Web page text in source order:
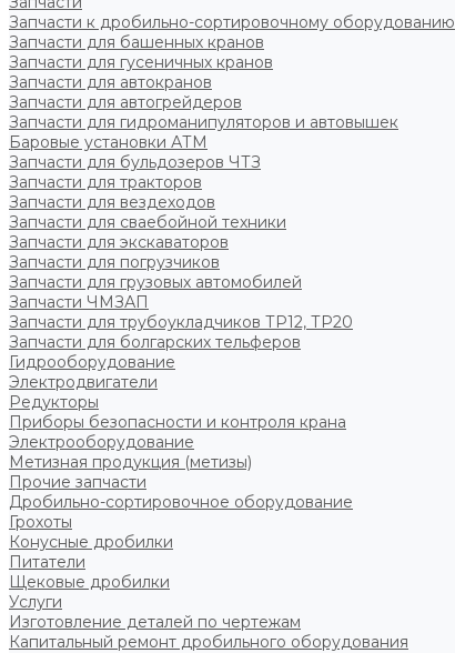
Запчасти к дробильно-сортировочному оборудованию
Запчасти для башенных кранов
Запчасти для гусеничных кранов
Запчасти для автокранов
Запчасти для автогрейдеров
Запчасти для гидроманипуляторов и автовышек
Баровые установки АТМ
Запчасти для бульдозеров ЧТЗ
Запчасти для тракторов
Запчасти для вездеходов
Запчасти для сваебойной техники
Запчасти для экскаваторов
Запчасти для погрузчиков
Запчасти для грузовых автомобилей
Запчасти ЧМЗАП
Запчасти для трубоукладчиков ТР12, ТР20
Запчасти для болгарских тельферов
Гидрооборудование
Электродвигатели
Редукторы
Приборы безопасности и контроля крана
Электрооборудование
Метизная продукция (метизы)
Прочие запчасти
Дробильно-сортировочное оборудование
Грохоты
Конусные дробилки
Питатели
Щековые дробилки
Услуги
Изготовление деталей по чертежам
Капитальный ремонт дробильного оборудования